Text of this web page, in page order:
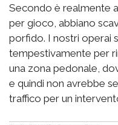
Secondo è realmente
per gioco, abbiano
porfido. I nostri operai
tempestivamente per
una zona pedonale,
e quindi non avrebbe
traffico per un